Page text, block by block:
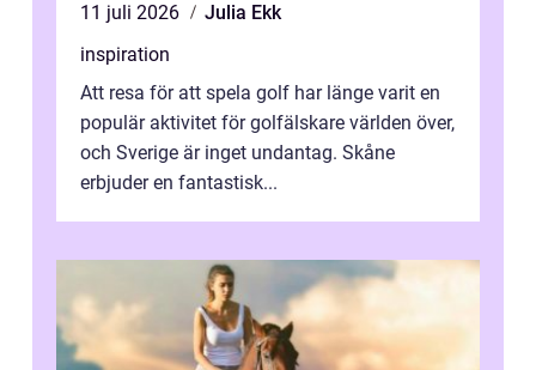
11 juli 2026
Julia Ekk
inspiration
Att resa för att spela golf har länge varit en
populär aktivitet för golfälskare världen över,
och Sverige är inget undantag. Skåne
erbjuder en fantastisk...